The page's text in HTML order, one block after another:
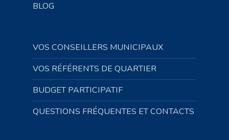
BLOG
VOS CONSEILLERS MUNICIPAUX
VOS RÉFÉRENTS DE QUARTIER
BUDGET PARTICIPATIF
QUESTIONS FRÉQUENTES ET CONTACTS